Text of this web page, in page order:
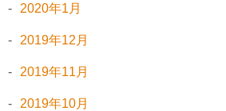
2020年1月
2019年12月
2019年11月
2019年10月